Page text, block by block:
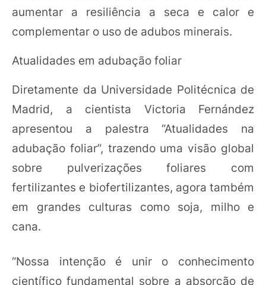
aumentar a resiliência a seca e calor e
complementar o uso de adubos minerais.
Atualidades em adubação foliar
Diretamente da Universidade Politécnica de
Madrid, a cientista Victoria Fernández
apresentou a palestra “Atualidades na
adubação foliar”, trazendo uma visão global
sobre pulverizações foliares com
fertilizantes e biofertilizantes, agora também
em grandes culturas como soja, milho e
cana.
“Nossa intenção é unir o conhecimento
científico fundamental sobre a absorção de